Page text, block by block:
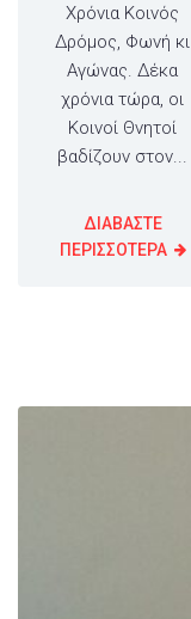
Χρόνια Κοινός
Δρόμος, Φωνή κι
Αγώνας. Δέκα
χρόνια τώρα, οι
Κοινοί Θνητοί
βαδίζουν στον...
ΔΙΑΒΑΣΤΕ
ΠΕΡΙΣΣΟΤΕΡΑ